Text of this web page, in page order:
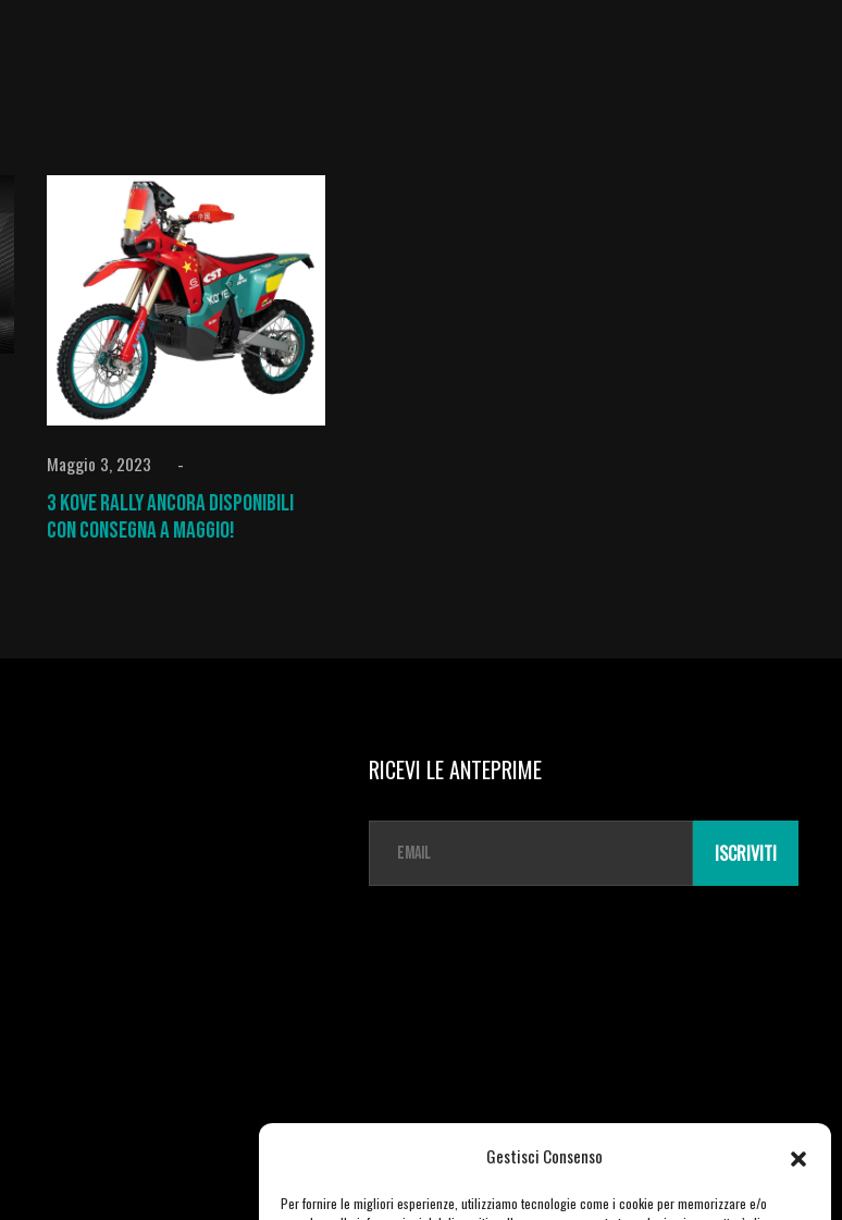
Gestisci Consenso
Per fornire le migliori esperienze, utilizziamo tecnologie come i cookie per memorizzare e/o
Maggio 3, 2023
3 Kove rally ANCORA DISPONIBILI
con consegna a Maggio!
RICEVI LE ANTEPRIME
i
ISCRIVITI